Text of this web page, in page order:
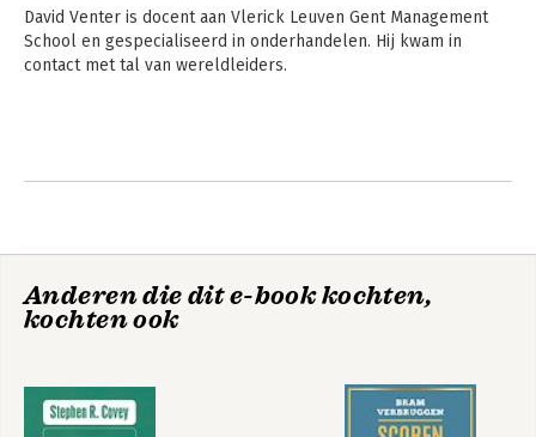
Handboek
Beslissen
David Venter is docent aan Vlerick Leuven Gent Management
School en gespecialiseerd in onderhandelen. Hij kwam in
contact met tal van wereldleiders.
Anderen die dit e-book kochten,
kochten ook